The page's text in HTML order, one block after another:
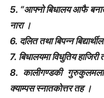
5. “आफ्नो बिधालय आफै बनाउ
नारा ।
6. दलित तथा बिपन्न
7. बिधालयमा विधुतिय
8. कालीगण्डकी
क्याम्पस स्नातकोत्तर तह ।